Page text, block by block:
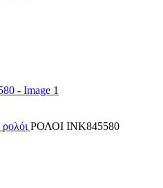
ρολόι ΡΟΛΟΙ INK845580